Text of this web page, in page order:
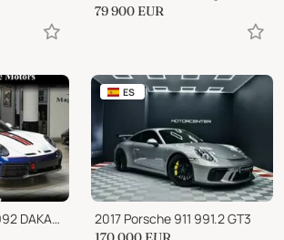
79 900 EUR
2023 Porsche 911 992 DAKAR|LIMITED EDITION|RALLY DESIGN PACK|MATRIX
ES
2017 Porsche 911 991.2 GT3